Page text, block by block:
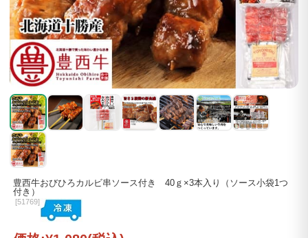
豊西牛おびひろカルビ串ソース付き 40ｇ×3本入り（ソース小袋1つ
付き）
[51769]